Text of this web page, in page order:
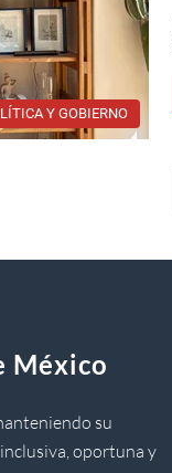
Y GOBIERNO
México
su
oportuna y